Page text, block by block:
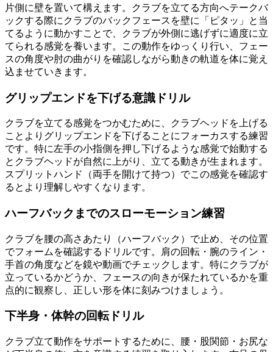
片側に壁を置いて構えます。クラブを立てる方向へテークバ
ックする際にクラブのバックフェースを壁に「ピタッ」と当
てるように動かすことで、クラブが外側に逃げずに適度に立
てられる感覚を養います。この動作をゆっくり行い、フェー
スの角度や肘の曲がりを確認しながら動きの軌道を体に覚え
込ませていきます。
グリップエンドを下げる意識ドリル
クラブを立てる感覚をつかむために、クラブヘッドを上げる
ことよりグリップエンドを下げることにフォーカスする練習
です。特に左手の小指側を押し下げるような感覚で始動する
とクラブヘッドが自然に上がり、立てる動きが生まれます。
スプリットハンド（両手を開けて持つ）でこの感覚を確認す
るとより理解しやすくなります。
ハーフバックまでのスローモーション練習
クラブを腰の高さあたり（ハーフバック）で止め、その位置
でフォームを確認するドリルです。肩の回転・腕のライン・
手首の角度などを鏡や動画でチェックします。特にクラブが
立っているかどうか、フェースの向きが保たれているかを重
点的に観察し、正しい形を体に刻みつけましょう。
下半身・体幹の回転ドリル
クラブ立て動作をサポートするために、腰・股関節・お尻な